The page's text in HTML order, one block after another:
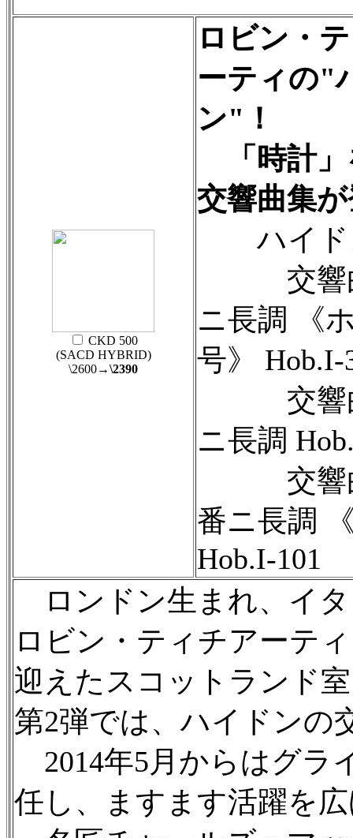
CKD 500
(SACD HYBRID)
\2600→\2390
ロビン・
ーティの"
ン"！
「時計」
交響曲集
ハイド
交響曲
ニ長調 《
号》 Hob.I-
交響曲
ニ長調
交響曲
番ニ長調
Hob.I-101
ロンドン生まれ、イ
ロビン・ティチアーテ
迎えたスコットランド
第2弾では、ハイドンの
2014年5月からはグラ
任し、ますます活躍を